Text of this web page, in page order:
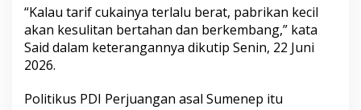
r
R
o
k
“Kalau tarif cukainya terlalu berat, pabrikan kecil
akan kesulitan bertahan dan berkembang,” kata
Said dalam keterangannya dikutip Senin, 22 Juni
2026.
Politikus PDI Perjuangan asal Sumenep itu